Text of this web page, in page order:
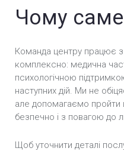
Чому саме
Команда центру працює
комплексно: медична
психологічною
наступних дій. Ми не
але допомагаємо пройти
безпечно і з повагою до
Щоб уточнити деталі